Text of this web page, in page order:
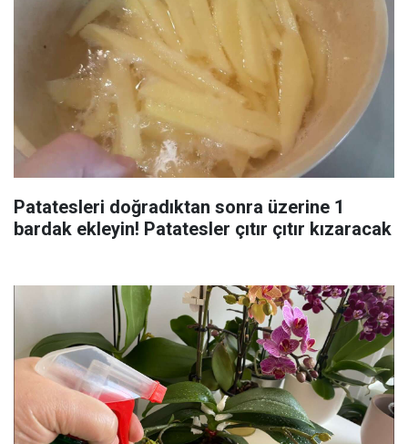
Patatesleri doğradıktan sonra üzerine 1
bardak ekleyin! Patatesler çıtır çıtır kızaracak